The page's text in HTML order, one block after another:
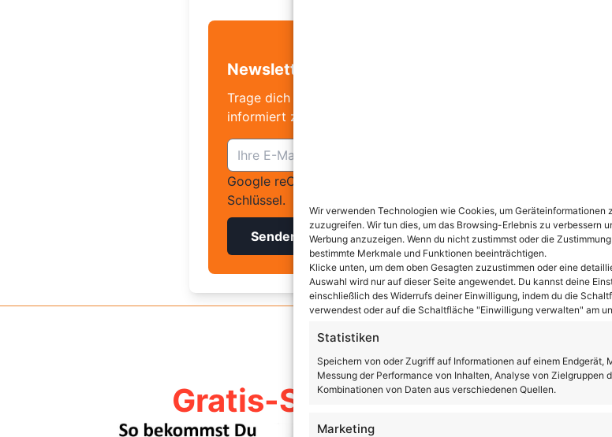
Wir verwenden Technologien wie Cookies, um Geräteinformationen
zuzugreifen. Wir tun dies, um das Browsing-Erlebnis zu verbessern
Werbung anzuzeigen. Wenn du nicht zustimmst oder die
bestimmte Merkmale und Funktionen beeinträchtigen.
Klicke unten, um dem oben Gesagten zuzustimmen oder eine
Auswahl wird nur auf dieser Seite angewendet. Du kannst deine
einschließlich des Widerrufs deiner Einwilligung, indem du die
verwendest oder auf die Schaltfläche "Einwilligung verwalten" am
Statistiken
Speichern von oder Zugriff auf Informationen auf einem Endgerät,
Messung der Performance von Inhalten, Analyse von Zielgruppen
Kombinationen von Daten aus verschiedenen Quellen.
Marketing
Newsletter Anmeldung
Trage dich hier ein, um E Scooter zu gewinnen und immer über
informiert zu sein!
Google reCaptcha: Ungültiger Website-
Schlüssel.
Senden
Gratis-Scooter Einfach
die